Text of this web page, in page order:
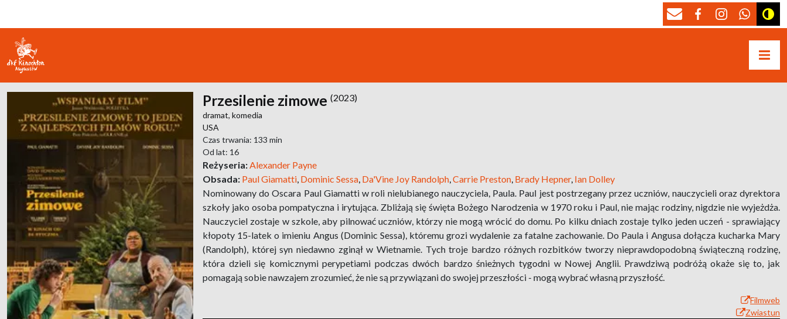
Przesilenie zimowe (2023)
dramat, komedia
USA
Czas trwania: 133 min
Od lat: 16
Reżyseria: Alexander Payne
Obsada: Paul Giamatti Dominic Sessa Da'Vine Joy Randolph Carrie Preston Brady Hepner, Ian Dolley
Nominowany do Oscara Paul Giamatti w roli nielubianego nauczyciela, Paula. Paul jest postrzegany przez uczniów, nauczycieli oraz dyrektora
szkoły jako osoba pompatyczna i irytująca. Zbliżają się święta Bożego Narodzenia w 1970 roku i Paul, nie mając rodziny, nigdzie nie wyjeżdża.
Nauczyciel zostaje w szkole, aby pilnować uczniów, którzy nie mogą wrócić do domu. Po kilku dniach zostaje tylko jeden uczeń - sprawiający
kłopoty 15-latek o imieniu Angus (Dominic Sessa), któremu grozi wydalenie za fatalne zachowanie. Do Paula i Angusa dołącza kucharka Mary
(Randolph), której syn niedawno zginął w Wietnamie. Tych troje bardzo różnych rozbitków tworzy nieprawdopodobną świąteczną rodzinę,
która dzieli się komicznymi perypetiami podczas dwóch bardzo śnieżnych tygodni w Nowej Anglii. Prawdziwą podróżą okaże się to, jak
pomagają sobie nawzajem zrozumieć, że nie są przywiązani do swojej przeszłości - mogą wybrać własną przyszłość.
Filmweb
Zwiastun